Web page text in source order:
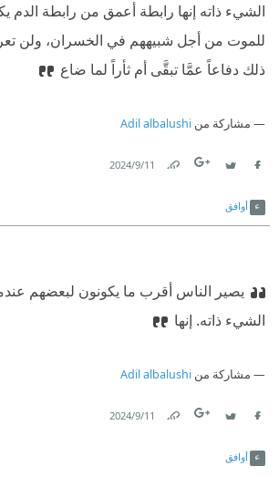
الشيء ذاته إنها رابطة أعمق من رابطة الدم
للموت من أجل شبيههم في الخسران، ولن
ذلك دفاعاً عمَّا تبقَّى أم ثأراً لما ضاع
مشاركة من Adil albalushi
11‏/9‏/2024
أوافق
يصير الناس أقرب ما يكونون لبعضهم
الشيء ذاته. إنها
مشاركة من Adil albalushi
11‏/9‏/2024
أوافق